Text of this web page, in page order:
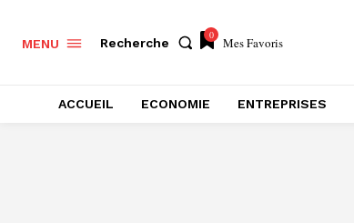
MENU Recherche
0 Mes Favoris
ACCUEIL ECONOMIE ENTREPRISES